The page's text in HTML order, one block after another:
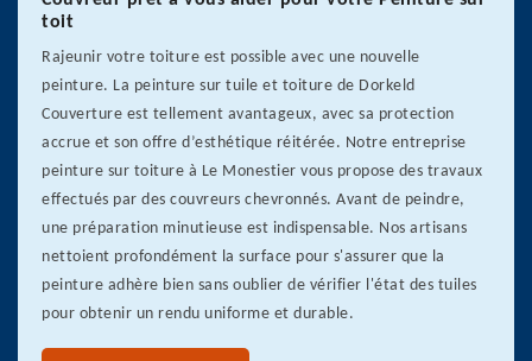
toit
Rajeunir votre toiture est possible avec une nouvelle
peinture. La peinture sur tuile et toiture de Dorkeld
Couverture est tellement avantageux, avec sa protection
accrue et son offre d’esthétique réitérée. Notre entreprise
peinture sur toiture à Le Monestier vous propose des travaux
effectués par des couvreurs chevronnés. Avant de peindre,
une préparation minutieuse est indispensable. Nos artisans
nettoient profondément la surface pour s'assurer que la
peinture adhère bien sans oublier de vérifier l'état des tuiles
pour obtenir un rendu uniforme et durable.